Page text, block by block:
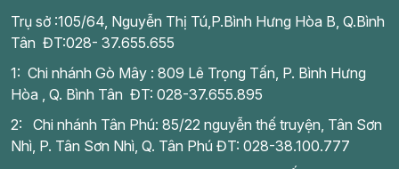
Trụ sở :105/64, Nguyễn Thị Tú,P.Bình Hưng Hòa B, Q.Bình
Tân ĐT:028- 37.655.655
1: Chi nhánh Gò Mây : 809 Lê Trọng Tấn, P. Bình Hưng
Hòa , Q. Bình Tân ĐT: 028-37.655.895
2: Chi nhánh Tân Phú: 85/22 nguyễn thế truyện, Tân Sơn
Nhì, P. Tân Sơn Nhì, Q. Tân Phú ĐT: 028-38.100.777